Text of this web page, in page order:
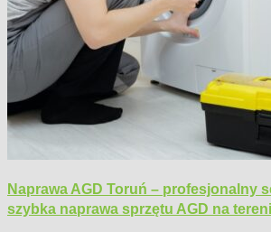
Naprawa AGD Toruń – profesjonalny
szybka naprawa sprzętu AGD na